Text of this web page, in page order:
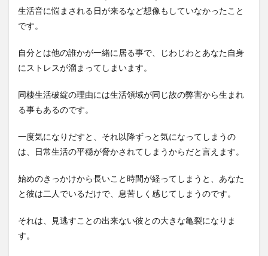
生活音に悩まされる日が来るなど想像もしていなかったこと
です。
自分とは他の誰かが一緒に居る事で、じわじわとあなた自身
にストレスが溜まってしまいます。
同棲生活破綻の理由には生活領域が同じ故の弊害から生まれ
る事もあるのです。
一度気になりだすと、それ以降ずっと気になってしまうの
は、日常生活の平穏が脅かされてしまうからだと言えます。
始めのきっかけから長いこと時間が経ってしまうと、あなた
と彼は二人でいるだけで、息苦しく感じてしまうのです。
それは、見逃すことの出来ない彼との大きな亀裂になりま
す。